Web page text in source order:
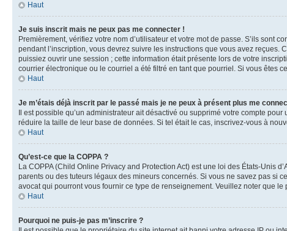
Haut
Je suis inscrit mais ne peux pas me connecter !
Premièrement, vérifiez votre nom d’utilisateur et votre mot de passe. S’ils sont
pendant l’inscription, vous devrez suivre les instructions que vous avez
puissiez ouvrir une session ; cette information était présente lors de votre
courrier électronique ou le courriel a été filtré en tant que pourriel. Si vous êtes
Haut
Je m’étais déjà inscrit par le passé mais je ne peux à présent plus me
Il est possible qu’un administrateur ait désactivé ou supprimé votre compte
réduire la taille de leur base de données. Si tel était le cas, inscrivez-vous à
Haut
Qu’est-ce que la COPPA ?
La COPPA (Child Online Privacy and Protection Act) est une loi des États-Unis
parents ou des tuteurs légaux des mineurs concernés. Si vous ne savez pas si
avocat qui pourront vous fournir ce type de renseignement. Veuillez noter que
Haut
Pourquoi ne puis-je pas m’inscrire ?